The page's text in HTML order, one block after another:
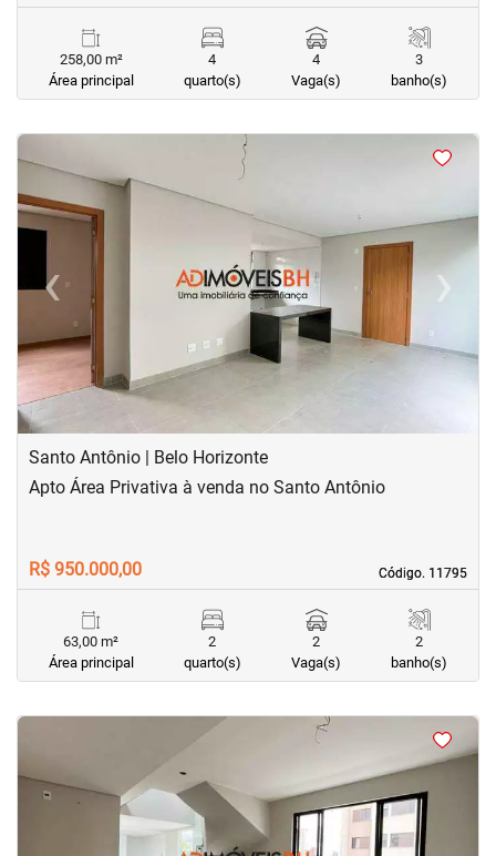
258,00 m²
Área principal
4
quarto(s)
4
Vaga(s)
3
banho(s)
<
‹Previous ›Next
Santo Antônio | Belo Horizonte
Código. 11795
Código. 11795
Apto Área Privativa à venda no Santo Antônio
R$ 950.000,00
63,00 m²
Área principal
2
quarto(s)
2
Vaga(s)
2
banho(s)
<